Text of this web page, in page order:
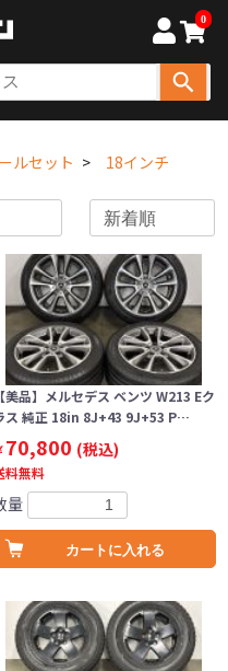
0
ルセット 18インチ
【美品】メルセデス ベンツ W213 Eク
ス 純正 18in 8J+43 9J+53 P…
70,800 (税込)
料無料
量
カートに入れる